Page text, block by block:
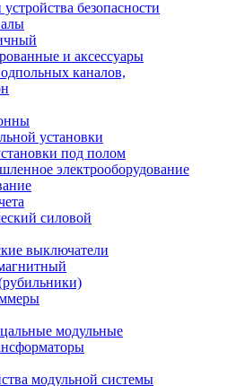
безопасности
и аксессуары
каналов,
установки
под полом
электрооборудование
силовой
выключатели
модульные
модульной системы